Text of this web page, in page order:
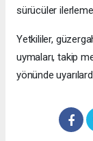
sürücüler
Yetkililer,
uymaları, takip
yönünde